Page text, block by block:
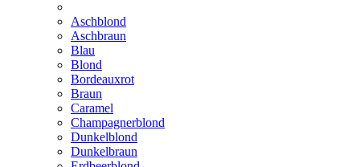
Aschblond
Aschbraun
Blau
Blond
Bordeauxrot
Braun
Caramel
Champagnerblond
Dunkelblond
Dunkelbraun